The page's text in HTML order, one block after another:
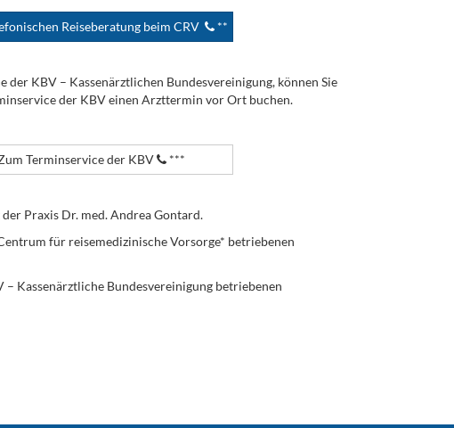
Reiseberatung beim CRV **
KBV – Kassenärztlichen Bundesvereinigung, können Sie
der KBV einen Arzttermin vor Ort buchen.
Terminservice der KBV ***
Praxis Dr. med. Andrea Gontard.
für reisemedizinische Vorsorge* betriebenen
Kassenärztliche Bundesvereinigung betriebenen